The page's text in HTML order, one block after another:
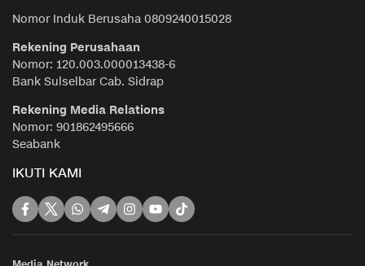
Nomor Induk Berusaha 0809240015028
Rekening Perusahaan
Nomor: 120.003.000013438-6
Bank Sulselbar Cab. Sidrap
Rekening Media Relations
Nomor: 901862495666
Seabank
IKUTI KAMI